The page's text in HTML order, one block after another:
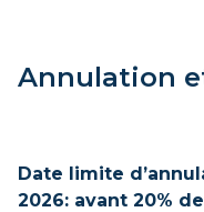
Annulation
Date limite
2026: avant 20%